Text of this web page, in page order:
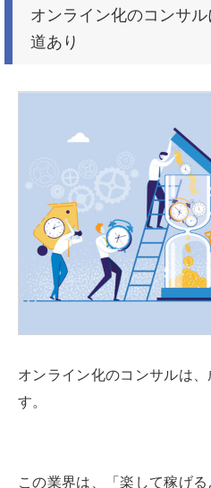
オンライン化のコンサ
道あり
オンライン化のコンサルは
す。
この業界は、「楽して稼げ